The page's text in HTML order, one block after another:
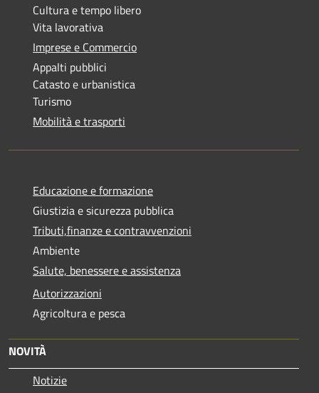
Cultura e tempo libero
Vita lavorativa
Imprese e Commercio
Appalti pubblici
Catasto e urbanistica
Turismo
Mobilità e trasporti
Educazione e formazione
Giustizia e sicurezza pubblica
Tributi,finanze e contravvenzioni
Ambiente
Salute, benessere e assistenza
Autorizzazioni
Agricoltura e pesca
NOVITÀ
Notizie